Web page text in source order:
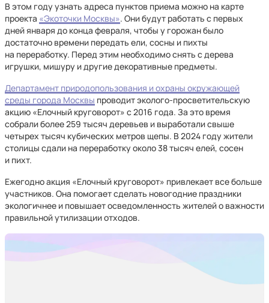
В этом году узнать адреса пунктов приема можно на карте
проекта «Экоточки Москвы». Они будут работать с первых
дней января до конца февраля, чтобы у горожан было
достаточно времени передать ели, сосны и пихты
на переработку. Перед этим необходимо снять с дерева
игрушки, мишуру и другие декоративные предметы.
Департамент природопользования и охраны окружающей
среды города Москвы проводит эколого-просветительскую
акцию «Елочный круговорот» с 2016 года. За это время
собрали более 259 тысяч деревьев и выработали свыше
четырех тысяч кубических метров щепы. В 2024 году жители
столицы сдали на переработку около 38 тысяч елей, сосен
и пихт.
Ежегодно акция «Елочный круговорот» привлекает все больше
участников. Она помогает сделать новогодние праздники
экологичнее и повышает осведомленность жителей о важности
правильной утилизации отходов.